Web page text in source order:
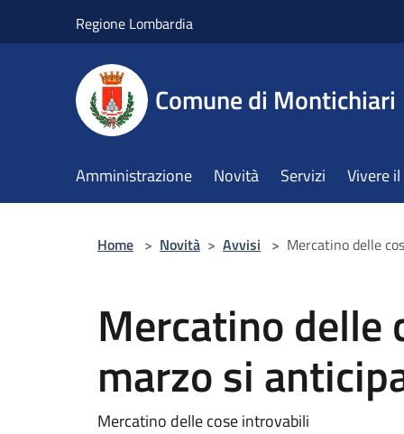
Regione Lombardia
Comune di Montichiari
Amministrazione Novità Servizi Vivere
Home > Novità > Avvisi > Mercatino delle
Mercatino delle
marzo si
Mercatino delle cose introvabili